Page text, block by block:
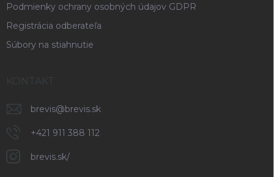
Podmienky ochrany osobných údajov GDPR
Registrácia odberateľa
Súbory na stiahnutie
KONTAKT
brevis@brevis.sk
+421 911 388 112
brevis.sk/